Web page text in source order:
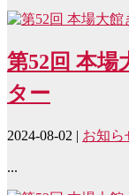
第52回 本場
ター
2024-08-02 | お知ら
...